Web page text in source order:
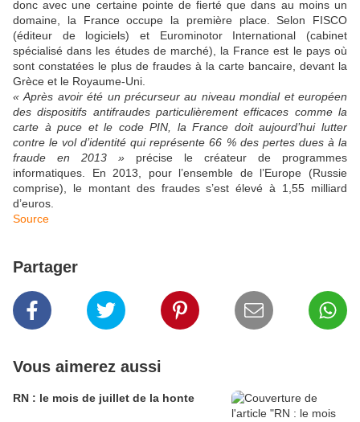
donc avec une certaine pointe de fierté que dans au moins un
domaine, la France occupe la première place. Selon FISCO
(éditeur de logiciels) et Eurominotor International (cabinet
spécialisé dans les études de marché), la France est le pays où
sont constatées le plus de fraudes à la carte bancaire, devant la
Grèce et le Royaume-Uni.
« Après avoir été un précurseur au niveau mondial et européen
des dispositifs antifraudes particulièrement efficaces comme la
carte à puce et le code PIN, la France doit aujourd’hui lutter
contre le vol d’identité qui représente 66 % des pertes dues à la
fraude en 2013 » précise le créateur de programmes
informatiques. En 2013, pour l’ensemble de l’Europe (Russie
comprise), le montant des fraudes s’est élevé à 1,55 milliard
d’euros.
Source
Partager
Vous aimerez aussi
RN : le mois de juillet de la honte